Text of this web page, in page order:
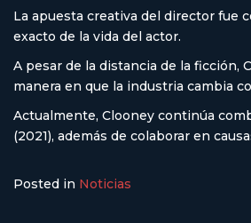
La apuesta creativa del director fue
exacto de la vida del actor.
A pesar de la distancia de la ficción,
manera en que la industria cambia
Actualmente, Clooney continúa
(2021), además de colaborar en
Posted in Noticias